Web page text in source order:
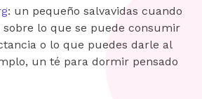
: un pequeño salvavidas cuando
sobre lo que se puede consumir
o lo que puedes darle al
un té para dormir pensado